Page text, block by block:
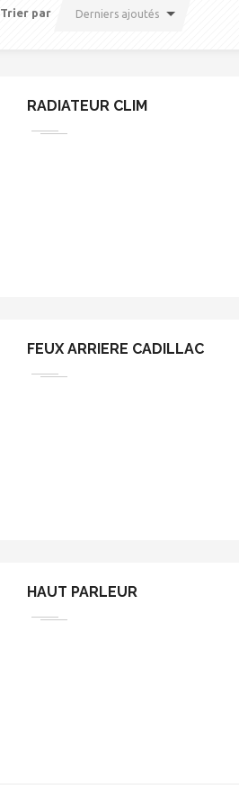
Trier par Derniers ajoutés
RADIATEUR CLIM
FEUX ARRIERE CADILLAC
HAUT PARLEUR